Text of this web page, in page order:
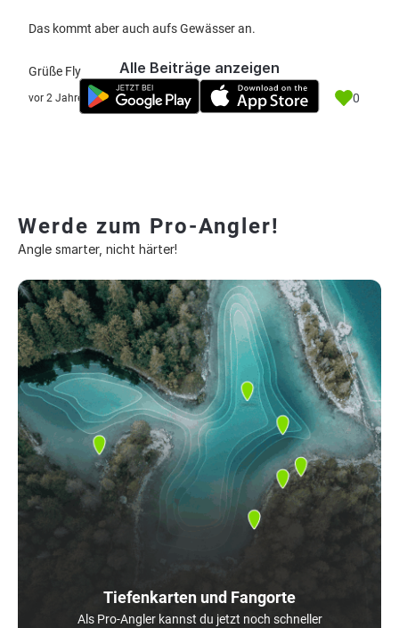
Das kommt aber auch aufs Gewässer an.
Grüße Fly
vor 2 Jahre 0
Alle Beiträge anzeigen
Werde zum Pro-Angler!
Angle smarter, nicht härter!
Tiefenkarten und Fangorte
Als Pro-Angler kannst du jetzt noch schneller